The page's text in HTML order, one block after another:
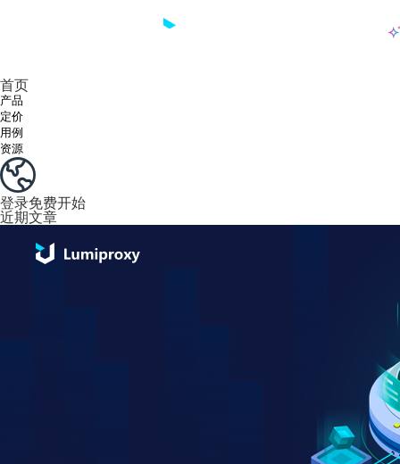
首页
产品
定价
用例
资源
登录免费开始
近期文章